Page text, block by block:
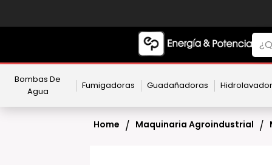
Bombas De
Agua
Fumigadoras Guadañadoras
Home / Maquinaria Agroindustrial /